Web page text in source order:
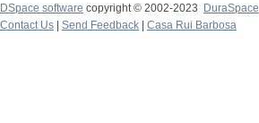
DSpace software copyright © 2002-2023
DuraSpace
Contact Us
Send Feedback Casa Rui Barbosa